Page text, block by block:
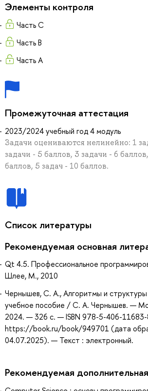
Элементы контроля
Часть C
Часть B
Часть А
Промежуточная аттестация
2023/2024 учебный год 4 модуль
Задачи оцениваются нелинейно: 1
задачи - 5 баллов, 3 задачи - 6
баллов, 5 задач - 10 баллов.
Список литературы
Рекомендуемая основная
Qt 4.5. Профессиональное
Шлее, М., 2010
Чернышев, С. А., Алгоритмы и структуры
учебное пособие / С. А. Чернышев. —
2024. — 326 с. — ISBN 978-5-406-11683-
https://book.ru/book/949701 (дата
04.07.2025). — Текст : электронный.
Рекомендуемая